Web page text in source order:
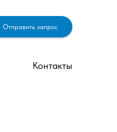
Отправить запрос
Контакты